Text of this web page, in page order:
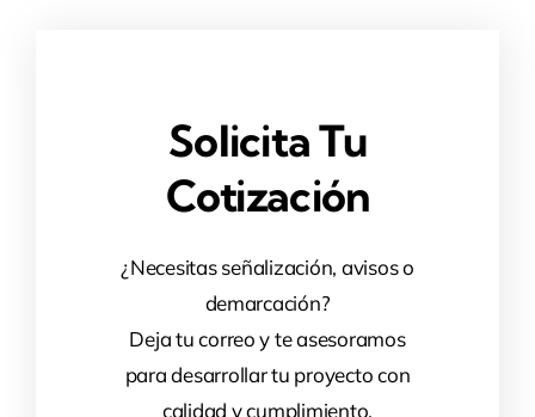
Solicita Tu
Cotización
¿Necesitas señalización, avisos o
demarcación?
Deja tu correo y te asesoramos
para desarrollar tu proyecto con
calidad y cumplimiento.